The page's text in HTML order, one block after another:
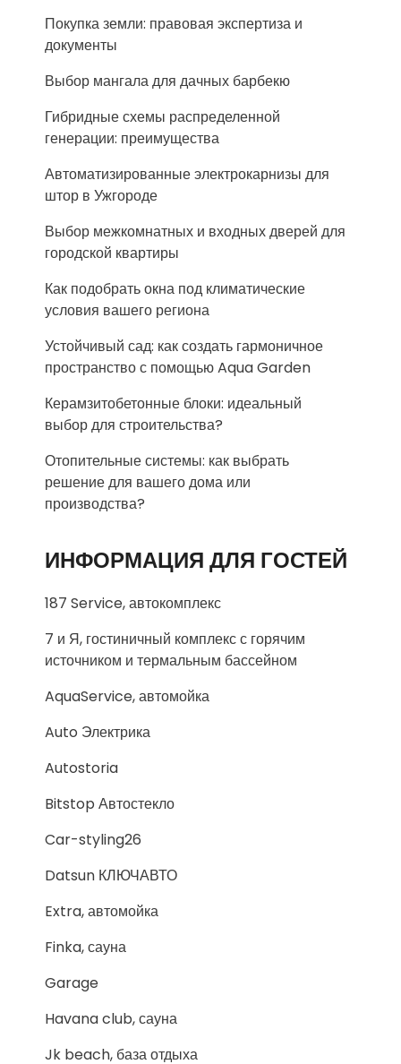
Покупка земли: правовая экспертиза и
документы
Выбор мангала для дачных барбекю
Гибридные схемы распределенной
генерации: преимущества
Автоматизированные электрокарнизы для
штор в Ужгороде
Выбор межкомнатных и входных дверей для
городской квартиры
Как подобрать окна под климатические
условия вашего региона
Устойчивый сад: как создать гармоничное
пространство с помощью Aqua Garden
Керамзитобетонные блоки: идеальный
выбор для строительства?
Отопительные системы: как выбрать
решение для вашего дома или
производства?
ИНФОРМАЦИЯ ДЛЯ ГОСТЕЙ
187 Service, автокомплекс
7 и Я, гостиничный комплекс с горячим
источником и термальным бассейном
AquaService, автомойка
Auto Электрика
Autostoria
Bitstop Автостекло
Car-styling26
Datsun КЛЮЧАВТО
Extra, автомойка
Finka, сауна
Garage
Havana club, сауна
Jk beach, база отдыха